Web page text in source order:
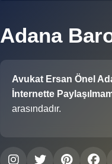
Adana
Avukat Ersan Önel
İnternette
arasındadır.